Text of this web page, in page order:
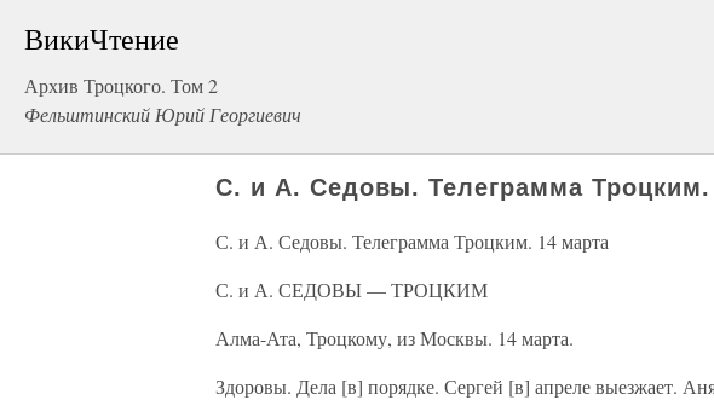
ВикиЧтение
Архив Троцкого. Том 2
Фельштинский Юрий Георгиевич
С. и А. Седовы. Телеграмма Троцким.
С. и А. Седовы. Телеграмма Троцким. 14 марта
С. и А. СЕДОВЫ — ТРОЦКИМ
Алма-Ата, Троцкому, из Москвы. 14 марта.
Здоровы. Дела [в] порядке. Сергей [в] апреле выезжает.